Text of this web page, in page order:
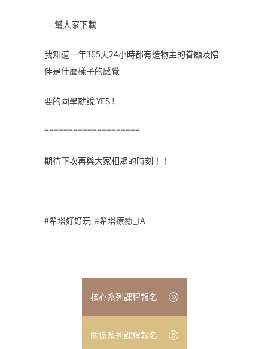
→ 幫大家下載
我知道一年365天24小時都有造物主的眷顧及陪
伴是什麼樣子的感覺
要的同學就說 YES !
====================
期待下次再與大家相聚的時刻！！
#希塔好好玩 #希塔療癒_IA
核心系列課程報名
關係系列課程報名